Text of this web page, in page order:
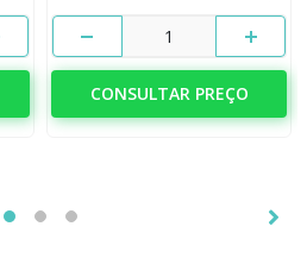
1
CONSULTAR PREÇO